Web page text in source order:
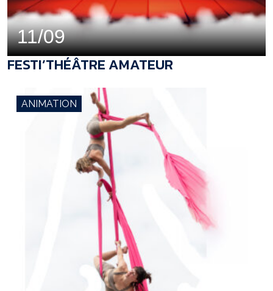
11/09
FESTI’THÉÂTRE AMATEUR
ANIMATION